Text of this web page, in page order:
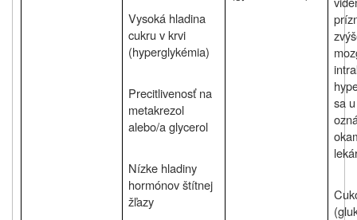
Vysoká hladina
cukru v krvi
(hyperglykémia)
Precitlivenosť na
metakrezol
alebo/a glycerol
Nízke hladiny
hormónov štítnej
žľazy
sa